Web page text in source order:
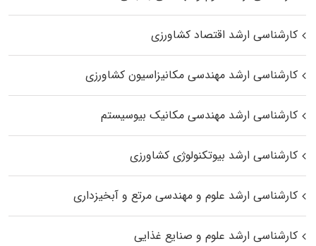
کارشناسی ارشد اقتصاد کشاورزی
کارشناسی ارشد مهندسی مکانیزاسیون کشاورزی
کارشناسی ارشد مهندسی مکانیک بیوسیستم
کارشناسی ارشد بیوتکنولوژی کشاورزی
کارشناسی ارشد علوم و مهندسی مرتع و آبخیزداری
کارشناسی ارشد علوم و صنایع غذایی